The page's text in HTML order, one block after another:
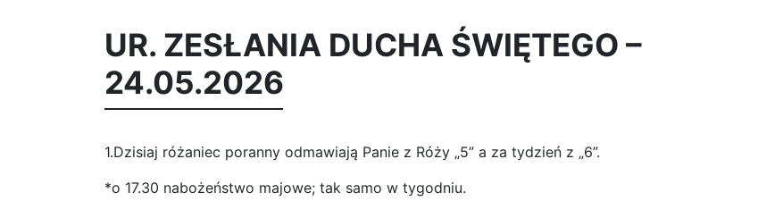
UR. ZESŁANIA DUCHA ŚWIĘTEGO –
24.05.2026
1.Dzisiaj różaniec poranny odmawiają Panie z Róży „5” a za tydzień z „6”.
*o 17.30 nabożeństwo majowe; tak samo w tygodniu.